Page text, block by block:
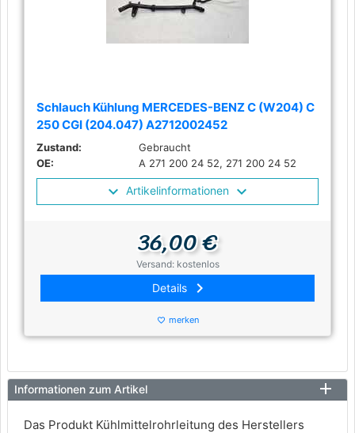
Schlauch Kühlung MERCEDES-BENZ C (W204) C
250 CGI (204.047) A2712002452
Zustand:
Gebraucht
OE:
A 271 200 24 52, 271 200 24 52
Artikelinformationen
36,00 €
Versand: kostenlos
Details keyboard_arrow_right
favorite_border merken
Informationen zum Artikel
Das Produkt Kühlmittelrohrleitung des Herstellers